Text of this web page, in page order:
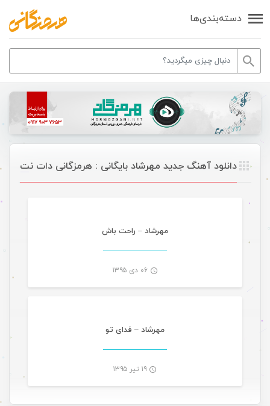
دسته‌بندی‌ها
دانلود آهنگ جدید مهرشاد بایگانی : هرمزگانی دات نت
مهرشاد – راحت باش
۰۶ دی ۱۳۹۵
مهرشاد – فدای تو
۱۹ تیر ۱۳۹۵